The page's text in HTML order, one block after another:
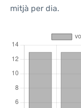
mitjà per dia.